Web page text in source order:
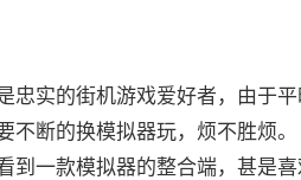
忠实的街机游戏爱好者，由于
不断的换模拟器玩，烦不胜烦。
到一款模拟器的整合端，甚是